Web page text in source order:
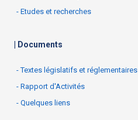
- Etudes et recherches
| Documents
- Textes législatifs et réglementaires
- Rapport d'Activités
- Quelques liens